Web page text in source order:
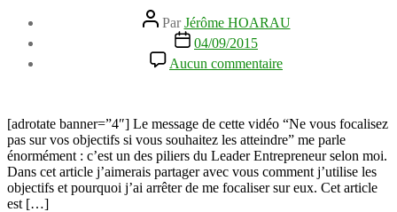
Auteur
de
l’article
ParJérôme HOARAU
Date
l’article
04/09/2015
Aucun commentaire
Ne
pas
sur
vos
objectifs
si
[adrotate banner=”4″] Le message de cette vidéo “Ne vous focalisez
pas sur vos objectifs si vous souhaitez les atteindre” me parle
énormément : c’est un des piliers du Leader Entrepreneur selon moi.
Dans cet article j’aimerais partager avec vous comment j’utilise les
objectifs et pourquoi j’ai arrêter de me focaliser sur eux. Cet article
est […]